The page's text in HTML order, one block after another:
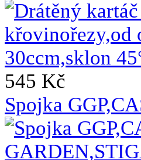
545 Kč
Spojka